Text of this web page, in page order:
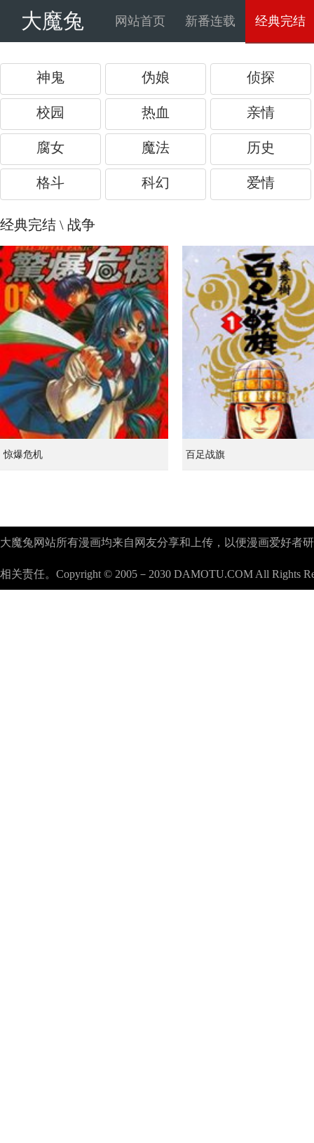
大魔兔 网站首页 新番连载 经典完结
神鬼 伪娘 侦探
校园 热血 亲情
腐女 魔法 历史
格斗 科幻 爱情
经典完结 \ 战争
惊爆危机 百足战旗
大魔兔网站所有漫画均来自网友分享和上传，以便漫画爱好者
相关责任。Copyright © 2005－2030 DAMOTU.COM All Rights